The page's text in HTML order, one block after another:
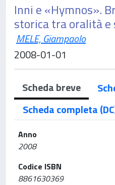
Inni e «Hymnos».
storica tra oralità
MELE, Giampaolo
2008-01-01
Scheda breve
Scheda completa
Anno
2008
Codice ISBN
8861630369